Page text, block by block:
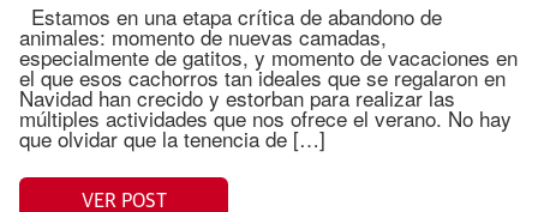
Estamos en una etapa crítica de abandono de
animales: momento de nuevas camadas,
especialmente de gatitos, y momento de vacaciones en
el que esos cachorros tan ideales que se regalaron en
Navidad han crecido y estorban para realizar las
múltiples actividades que nos ofrece el verano. No hay
que olvidar que la tenencia de […]
VER POST